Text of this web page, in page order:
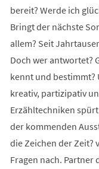
bereit? Werde ich
Bringt der nächste
allem? Seit
Doch wer antwortet?
kennt und bestimmt?
kreativ, partizipativ
Erzähltechniken
der kommenden
die Zeichen der Zeit?
Fragen nach. Partner